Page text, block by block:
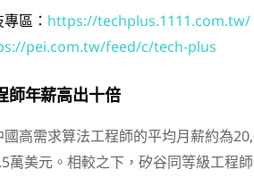
區： https://techplus.1111.com.tw/
pei.com.tw/feed/c/tech-plus
師年薪高出十倍
高需求算法工程師的平均月薪約為
萬美元。相較之下，矽谷同等級工程